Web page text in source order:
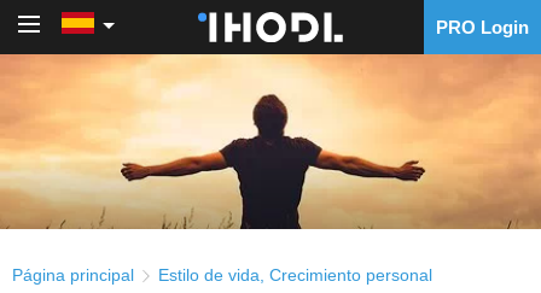
PRO Login
Página principal Estilo de vida Crecimiento personal